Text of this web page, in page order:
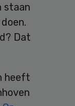
staan
Dat
heeft